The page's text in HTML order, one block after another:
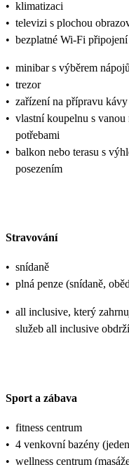
• klimatizaci
• televizi s plochou
• bezplatné Wi-Fi připojení
• minibar s výběrem
• trezor
• zařízení na přípravu kávy
• vlastní koupelnu s
potřebami
• balkon nebo terasu s
posezením
Stravování
• snídaně
• plná penze (snídaně,
• all inclusive, který
služeb all inclusive
Sport a zábava
• fitness centrum
• 4 venkovní bazény
• wellness centrum